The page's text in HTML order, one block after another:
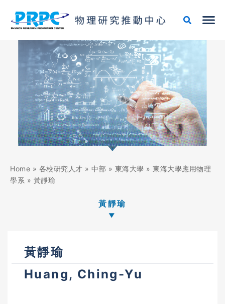
Home » 各校研究人才 » 中部 » 東海大學 » 東海大學應用物理
學系 » 黃靜瑜
黃靜瑜
黃靜瑜
Huang, Ching-Yu